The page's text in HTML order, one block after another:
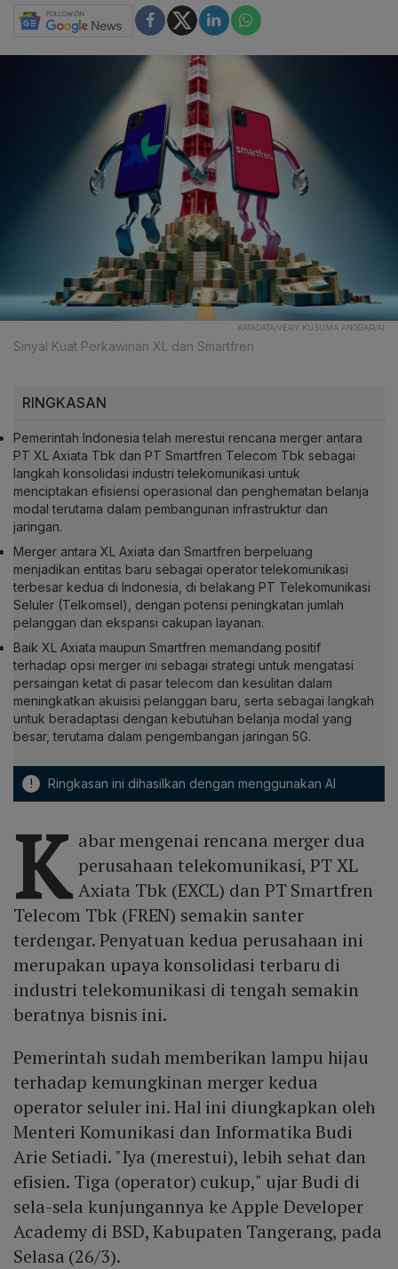
KATADATA/VERY KUSUMA ANGGAR/AI
Sinyal Kuat Perkawinan XL dan Smartfren
RINGKASAN
Pemerintah Indonesia telah merestui rencana merger antara
PT XL Axiata Tbk dan PT Smartfren Telecom Tbk sebagai
langkah konsolidasi industri telekomunikasi untuk
menciptakan efisiensi operasional dan penghematan belanja
modal terutama dalam pembangunan infrastruktur dan
jaringan.
Merger antara XL Axiata dan Smartfren berpeluang
menjadikan entitas baru sebagai operator telekomunikasi
terbesar kedua di Indonesia, di belakang PT Telekomunikasi
Seluler (Telkomsel), dengan potensi peningkatan jumlah
pelanggan dan ekspansi cakupan layanan.
Baik XL Axiata maupun Smartfren memandang positif
terhadap opsi merger ini sebagai strategi untuk mengatasi
persaingan ketat di pasar telecom dan kesulitan dalam
meningkatkan akuisisi pelanggan baru, serta sebagai langkah
untuk beradaptasi dengan kebutuhan belanja modal yang
besar, terutama dalam pengembangan jaringan 5G.
! Ringkasan ini dihasilkan dengan menggunakan AI
K abar mengenai rencana merger dua
perusahaan telekomunikasi, PT XL
Axiata Tbk (EXCL) dan PT Smartfren
Telecom Tbk (FREN) semakin santer
terdengar. Penyatuan kedua perusahaan ini
merupakan upaya konsolidasi terbaru di
industri telekomunikasi di tengah semakin
beratnya bisnis ini.
Pemerintah sudah memberikan lampu hijau
terhadap kemungkinan merger kedua
operator seluler ini. Hal ini diungkapkan oleh
Menteri Komunikasi dan Informatika Budi
Arie Setiadi. "Iya (merestui), lebih sehat dan
efisien. Tiga (operator) cukup," ujar Budi di
sela-sela kunjungannya ke Apple Developer
Academy di BSD, Kabupaten Tangerang, pada
Selasa (26/3).